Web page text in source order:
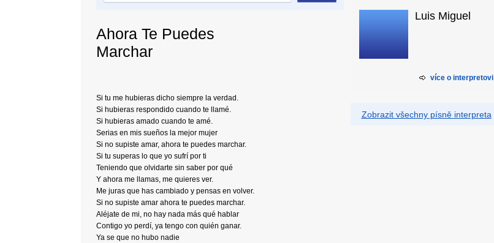
Ahora Te Puedes
Marchar
Si tu me hubieras dicho siempre la verdad.
Si hubieras respondido cuando te llamé.
Si hubieras amado cuando te amé.
Serias en mis sueños la mejor mujer
Si no supiste amar, ahora te puedes marchar.
Si tu superas lo que yo sufrí por ti
Teniendo que olvidarte sin saber por qué
Y ahora me llamas, me quieres ver.
Me juras que has cambiado y pensas en volver.
Si no supiste amar ahora te puedes marchar.
Aléjate de mi, no hay nada más qué hablar
Contigo yo perdí, ya tengo con quién ganar.
Ya se que no hubo nadie
Luis Miguel
více o interpretovi
Zobrazit všechny písně interpreta